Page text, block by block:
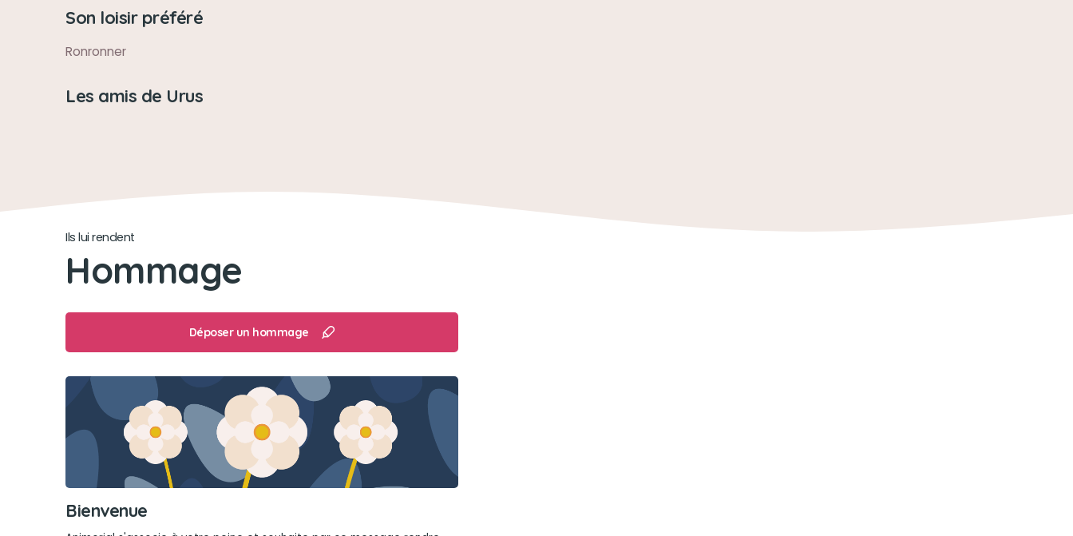
Son loisir préféré
Ronronner
Les amis de Urus
Ils lui rendent
Hommage
Déposer un hommage
Bienvenue